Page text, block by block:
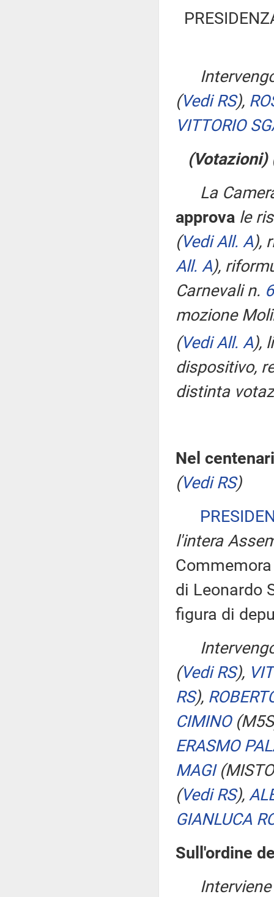
(Vedi RS),
VITTORIO
(Votazioni)
La
approva le
(Vedi All. A),
All. A),
Carnevali n.
mozione
(Vedi All. A),
dispositivo,
distinta
Nel
(Vedi RS)
l'intera
di Leonardo
figura di
(Vedi RS),
RS),
CIMINO
ERASMO
MAGI
(Vedi RS),
GIANLUCA
Sull'ordine